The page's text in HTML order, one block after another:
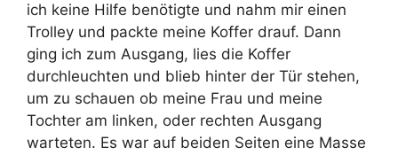
ich keine Hilfe benötigte und nahm mir einen
Trolley und packte meine Koffer drauf. Dann
ging ich zum Ausgang, lies die Koffer
durchleuchten und blieb hinter der Tür stehen,
um zu schauen ob meine Frau und meine
Tochter am linken, oder rechten Ausgang
warteten. Es war auf beiden Seiten eine Masse